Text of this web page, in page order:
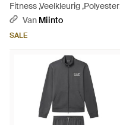
Fitness ,Veelkleurig ,Polyester
Performance Technical Fabric
Van Miinto
SALE